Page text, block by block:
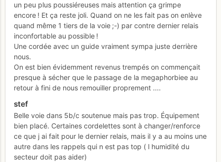
un peu plus poussiéreuses mais attention ça grimpe
encore ! Et ça reste joli. Quand on ne les fait pas on enlève
quand même 1 tiers de la voie ;-) par contre dernier relais
inconfortable au possible !
Une cordée avec un guide vraiment sympa juste derrière
nous.
On est bien évidemment revenus trempés on commençait
presque à sécher que le passage de la megaphorbiee au
retour à fini de nous remouiller proprement ....
stef
Belle voie dans 5b/c soutenue mais pas trop. Équipement
bien placé. Certaines cordelettes sont à changer/renforce
ce que j ai fait pour le dernier relais, mais il y a au moins une
autre dans les rappels qui n est pas top ( l humidité du
secteur doit pas aider)